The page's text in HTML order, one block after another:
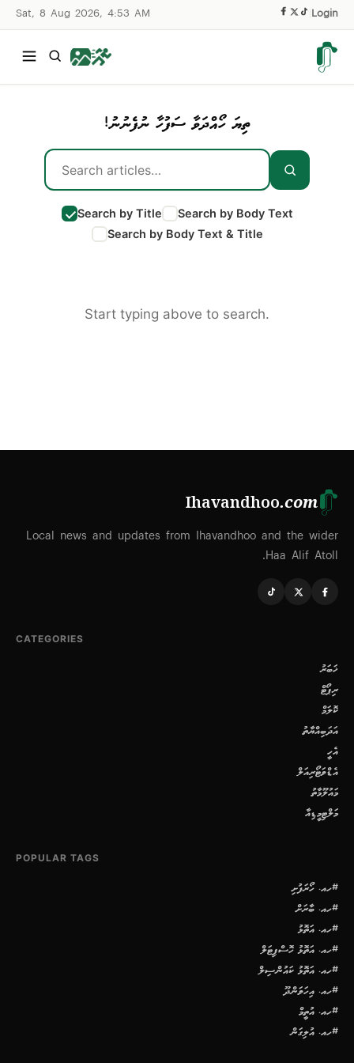
Sat, 8 Aug 2026, 4:53 AM Login
ތިޔަ ހޯއްދަވާ ސަފުހާ ނުފެނުނު!
Search by Title
Search by Body Text
Search by Body Text & Title
Start typing above to search.
Ihavandhoo.com
Local news and updates from Ihavandhoo and the wider
Haa Alif Atoll.
CATEGORIES
ޚަބަރު
ރިޕޯޓް
ކޮލަމް
އަދަބިއްޔާތު
އެހީ
އެޑްވަޓޯރިއަލް
މައުލޫމާތު
މަލްޓިމީޑިއާ
POPULAR TAGS
#ހއ. ހޯރަފުށި
#ހއ. ބާރަށް
#ހއ. އަތޮޅު
#ހއ. އަތޮޅު ހޮސްޕިޓަލް
#ހއ. އަތޮޅު ކައުންސިލް
#ހއ. އިހަވަންދޫ
#ހއ. އުތީމް
#ހއ. އުލިގަން